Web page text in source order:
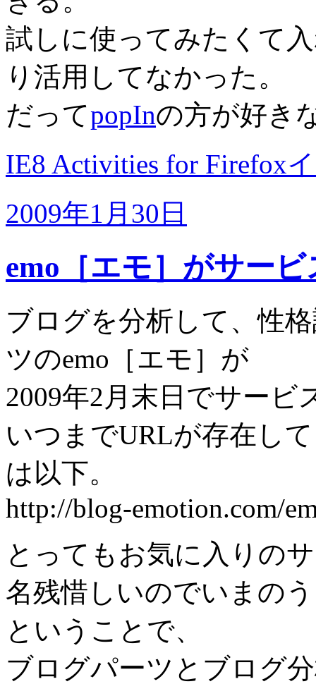
試しに使ってみたくて
り活用してなかった。
だってpopInの方が好き
IE8 Activities for Firefox
2009年1月30日
emo［エモ］がサー
ブログを分析して、性
ツのemo［エモ］が
2009年2月末日でサー
いつまでURLが存在し
は以下。
http://blog-emotion.com/
とってもお気に入りの
名残惜しいのでいまの
ということで、
ブログパーツとブログ